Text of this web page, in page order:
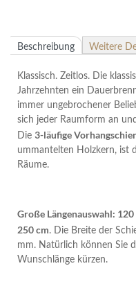
Beschreibung Weitere
Klassisch. Zeitlos. Die
Jahrzehnten ein
immer ungebrochener
sich jeder Raumform an
Die 3-läufige
ummantelten Holzkern, ist
Räume.
Große Längenauswahl:
250 cm. Die Breite der
mm. Natürlich können Sie
Wunschlänge kürzen.